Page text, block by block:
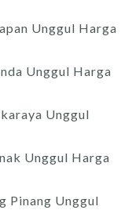
Unggul Harga
Unggul Harga
Unggul
Unggul Harga
Pinang Unggul